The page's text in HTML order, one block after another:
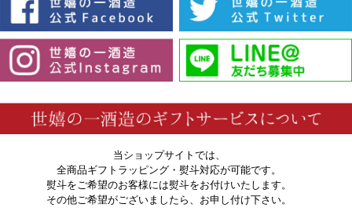
当ショップサイトでは、
全商品ギフトラッピング・熨斗対応が可能です。
熨斗をご希望のお客様には熨斗をお付けいたします。
その他ご希望がございましたら、お申し付け下さい。